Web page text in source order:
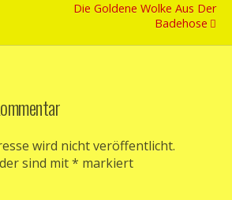
Die Goldene Wolke Aus Der
Badehose
wird nicht veröffentlicht.
sind mit* markiert